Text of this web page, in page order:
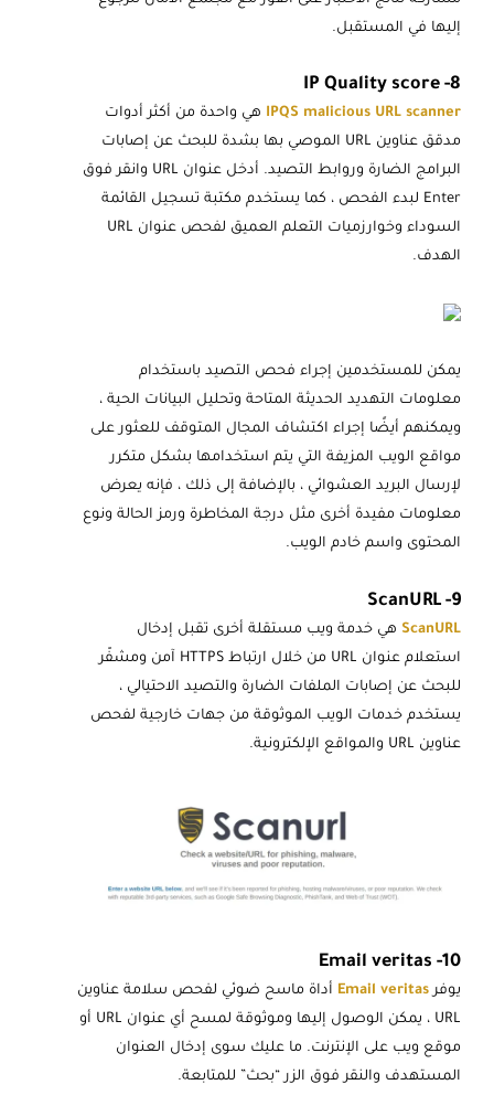
إليها في المستقبل.
8- IP Quality score
IPQS malicious URL scanner هي واحدة من أكثر أدوات
مدقق عناوين URL الموصي بها بشدة للبحث عن إصابات
البرامج الضارة وروابط التصيد. أدخل عنوان URL وانقر فوق
Enter لبدء الفحص ، كما يستخدم مكتبة تسجيل القائمة
السوداء وخوارزميات التعلم العميق لفحص عنوان URL
الهدف.
يمكن للمستخدمين إجراء فحص التصيد باستخدام
معلومات التهديد الحديثة المتاحة وتحليل البيانات الحية ،
ويمكنهم أيضًا إجراء اكتشاف المجال المتوقف للعثور على
مواقع الويب المزيفة التي يتم استخدامها بشكل متكرر
لإرسال البريد العشوائي ، بالإضافة إلى ذلك ، فإنه يعرض
معلومات مفيدة أخرى مثل درجة المخاطرة ورمز الحالة ونوع
المحتوى واسم خادم الويب.
9- ScanURL
ScanURL هي خدمة ويب مستقلة أخرى تقبل إدخال
استعلام عنوان URL من خلال ارتباط HTTPS آمن ومشفّر
للبحث عن إصابات الملفات الضارة والتصيد الاحتيالي ،
يستخدم خدمات الويب الموثوقة من جهات خارجية لفحص
عناوين URL والمواقع الإلكترونية.
10- Email veritas
يوفر Email veritas أداة ماسح ضوئي لفحص سلامة عناوين
URL ، يمكن الوصول إليها وموثوقة لمسح أي عنوان URL أو
موقع ويب على الإنترنت. ما عليك سوى إدخال العنوان
المستهدف والنقر فوق الزر “بحث” للمتابعة.